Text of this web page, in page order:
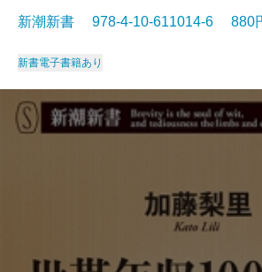
新潮新書 978-4-10-611014-6 880
新書電子書籍あり